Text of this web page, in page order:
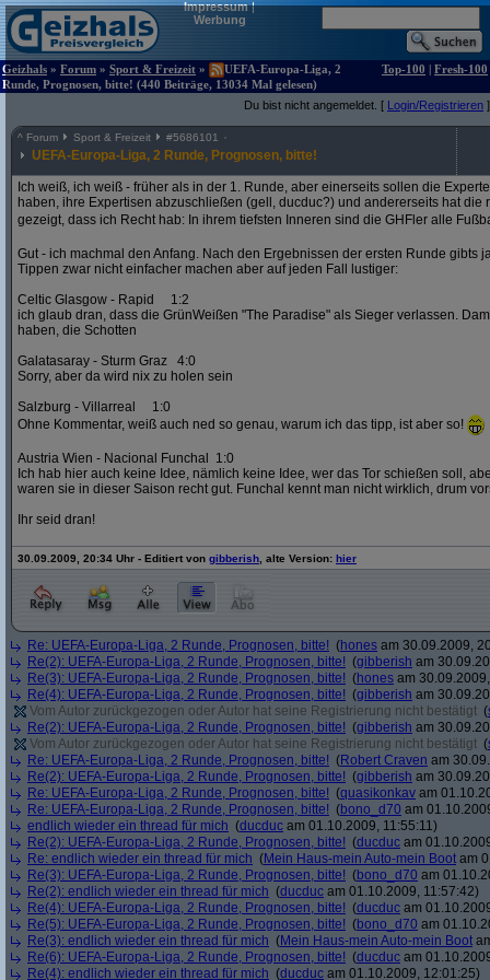
Impressum|
Werbung
Geizhals » Forum » Sport & Freizeit »
UEFA-Europa-Liga, 2
Runde, Prognosen, bitte! (440 Beiträge, 13034 Mal gelesen)
Top-100 | Fresh-100
Du bist nicht angemeldet. [ Login/Registrieren ]
^ Forum Sport & Freizeit #5686101
UEFA-Europa-Liga, 2 Runde, Prognosen, bitte!
Ich weiß, ich weiß - früher als in der 1. Runde, aber einerseits sollen die
haben, ihre Expertisen abzuschließen (gell, ducduc?) und andererseits hat die
gezeigt, dass ich Recht hab: In ihrem tiefsten Inneren sind die GHFler alle
Gut - ich machmal den Anfang. Nach den Ergebnissen der ersten Runde gibts
Tippen zwar nicht einfacher machen aber auf jeden Fall lustiger:
Celtic Glasgow - Rapid 1:2
ich glaub dran, dass die GrünWeißen "The Paradise" als Sieger verlassen.
haben, die Schotten
Galatasaray - Sturm Graz 4:0
Sorry, aber da wird nix zu holen sein
Salzburg - Villarreal 1:0
Ohne Kommentar, weiß auch ned so genau, warum ich das tipp, ist aber so!
Austria Wien - Nacional Funchal 1:0
Ich hab hier auch keine Idee, nämlich keine Idee, wer das Tor schießen soll,
waren sie in dieser Saison recht gut. Funchal kennt man nicht wirklich, drum
Ihr seid dran!
30.09.2009, 20:34 Uhr - Editiert von gibberish , alte Version: hier
Re: UEFA-Europa-Liga, 2 Runde, Prognosen, bitte! (hones am 30.09.2009,
Re(2): UEFA-Europa-Liga, 2 Runde, Prognosen, bitte! (gibberish am
Re(3): UEFA-Europa-Liga, 2 Runde, Prognosen, bitte! (hones am
Re(4): UEFA-Europa-Liga, 2 Runde, Prognosen, bitte! (gibberish am
Vom Autor zurückgezogen oder Autor hat seine Registrierung nicht bestätigt (
Re(2): UEFA-Europa-Liga, 2 Runde, Prognosen, bitte! (gibberish am
Vom Autor zurückgezogen oder Autor hat seine Registrierung nicht bestätigt (
Re: UEFA-Europa-Liga, 2 Runde, Prognosen, bitte! (Robert Craven am
Re(2): UEFA-Europa-Liga, 2 Runde, Prognosen, bitte! (gibberish am
Re: UEFA-Europa-Liga, 2 Runde, Prognosen, bitte! (quasikonkav am
Re: UEFA-Europa-Liga, 2 Runde, Prognosen, bitte! (bono_d70 am
endlich wieder ein thread für mich (ducduc am 01.10.2009, 11:55:11)
Re(2): UEFA-Europa-Liga, 2 Runde, Prognosen, bitte! (ducduc am
Re: endlich wieder ein thread für mich (Mein Haus-mein Auto-mein Boot am
Re(3): UEFA-Europa-Liga, 2 Runde, Prognosen, bitte! (bono_d70 am
Re(2): endlich wieder ein thread für mich (ducduc am 01.10.2009, 11:57:42)
Re(4): UEFA-Europa-Liga, 2 Runde, Prognosen, bitte! (ducduc am
Re(5): UEFA-Europa-Liga, 2 Runde, Prognosen, bitte! (bono_d70 am
Re(3): endlich wieder ein thread für mich (Mein Haus-mein Auto-mein Boot
Re(6): UEFA-Europa-Liga, 2 Runde, Prognosen, bitte! (ducduc am
Re(4): endlich wieder ein thread für mich (ducduc am 01.10.2009, 12:01:25)